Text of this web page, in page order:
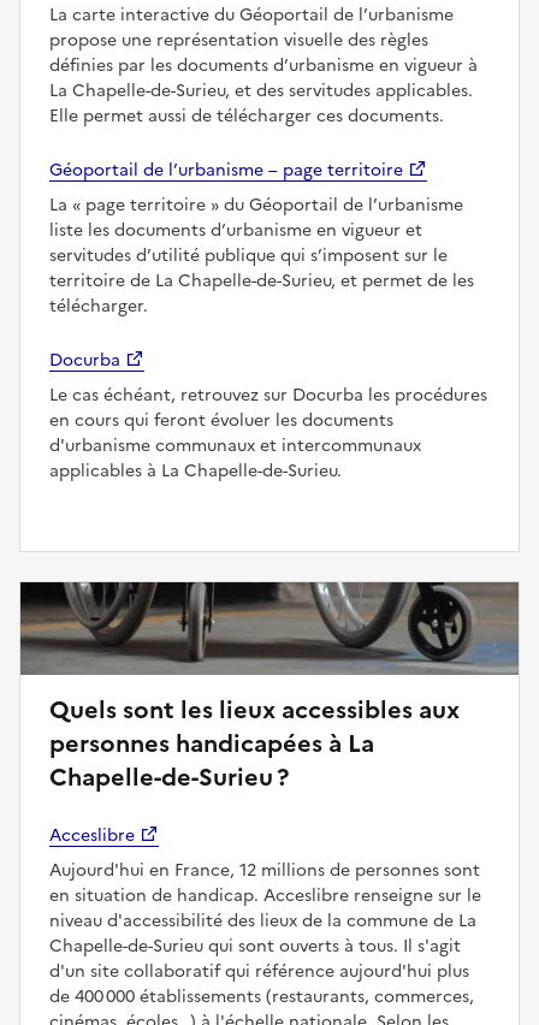
La carte interactive du Géoportail de l’urbanisme
propose une représentation visuelle des règles
définies par les documents d’urbanisme en vigueur à
La Chapelle-de-Surieu, et des servitudes applicables.
Elle permet aussi de télécharger ces documents.
Géoportail de l’urbanisme – page territoire
La
page territoire
du Géoportail de l’urbanisme
liste les documents d’urbanisme en vigueur et
servitudes d’utilité publique qui s’imposent sur le
territoire de La Chapelle-de-Surieu, et permet de les
télécharger.
Docurba
Le cas échéant, retrouvez sur Docurba les procédures
en cours qui feront évoluer les documents
d'urbanisme communaux et intercommunaux
applicables à La Chapelle-de-Surieu.
Quels sont les lieux accessibles aux
personnes handicapées à La
Chapelle-de-Surieu ?
Acceslibre
Aujourd'hui en France, 12 millions de personnes sont
en situation de handicap. Acceslibre renseigne sur le
niveau d'accessibilité des lieux de la commune de La
Chapelle-de-Surieu qui sont ouverts à tous. Il s'agit
d'un site collaboratif qui référence aujourd'hui plus
de 400 000 établissements (restaurants, commerces,